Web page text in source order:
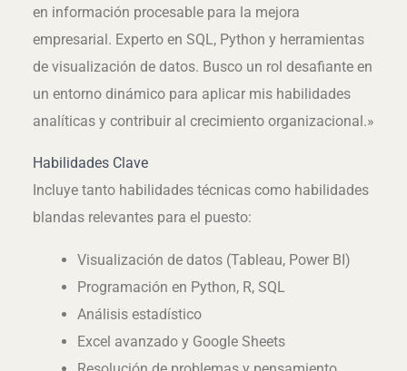
en información procesable para la mejora
empresarial. Experto en SQL, Python y herramientas
de visualización de datos. Busco un rol desafiante en
un entorno dinámico para aplicar mis habilidades
analíticas y contribuir al crecimiento organizacional.»
Habilidades Clave
Incluye tanto habilidades técnicas como habilidades
blandas relevantes para el puesto:
Visualización de datos (Tableau, Power BI)
Programación en Python, R, SQL
Análisis estadístico
Excel avanzado y Google Sheets